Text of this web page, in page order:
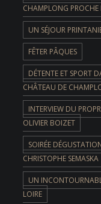
CHAMPLONG PROCHE
UN SÉJOUR
FÊTER PÂQUES
DÉTENTE ET SPORT
CHÂTEAU DE
INTERVIEW DU
OLIVIER BOIZET
SOIRÉE
CHRISTOPHE SEMASKA
UN
LOIRE